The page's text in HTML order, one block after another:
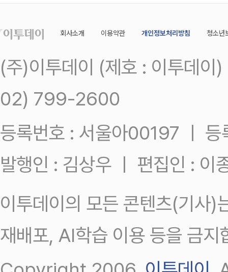
회사소개 이용약관 개인정보처리방침 청소년
(주)이투데이 (제호 : 이투데
02) 799-2600
등록번호 : 서울아00197 ㅣ
발행인 : 김상우 ㅣ 편집인 : 이
이투데이의 모든 콘텐츠(기사)
재배포, AI학습 이용 등을 금지